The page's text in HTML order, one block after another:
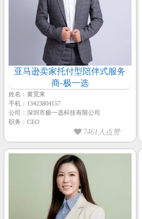
亚马逊卖家托付型陪伴式服务
商-极一选
姓名：黄宽来
手机：13423804157
公司：深圳市极一选科技有限公司
职务：CEO
7461人点赞